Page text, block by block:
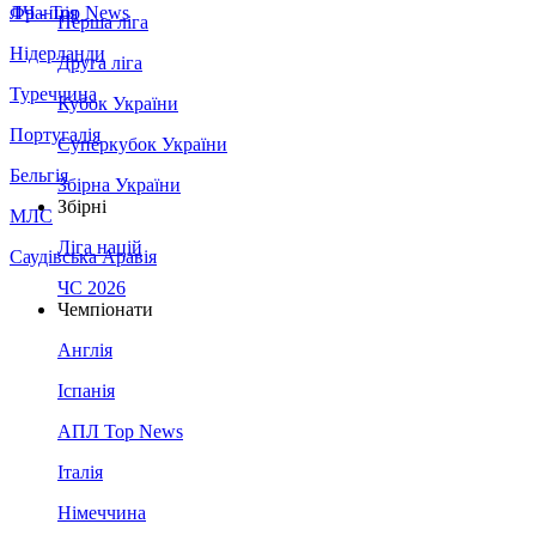
Франція
Нідерланди
Туреччина
Португалія
Бельгія
МЛС
Саудівська Аравія
ЛЧ - Top News
Перша ліга
Друга ліга
Кубок України
Суперкубок України
Збірна України
Збірні
Ліга націй
ЧС 2026
Чемпіонати
Англія
Іспанія
АПЛ Top News
Італія
Німеччина